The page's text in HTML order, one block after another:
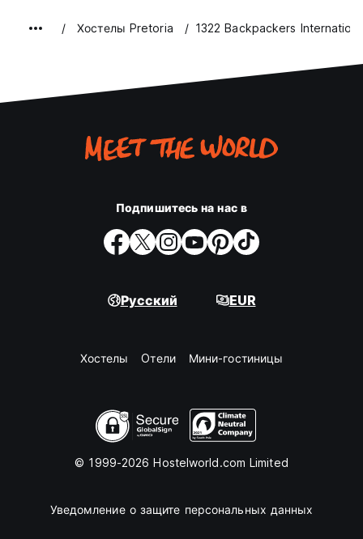
Хостелы Pretoria 1322 Backpackers
Подпишитесь на нас в
Русский EUR
Хостелы Oтели Мини-гостиницы
© 1999-2026 Hostelworld.com Limited
Уведомление о защите персональных данных